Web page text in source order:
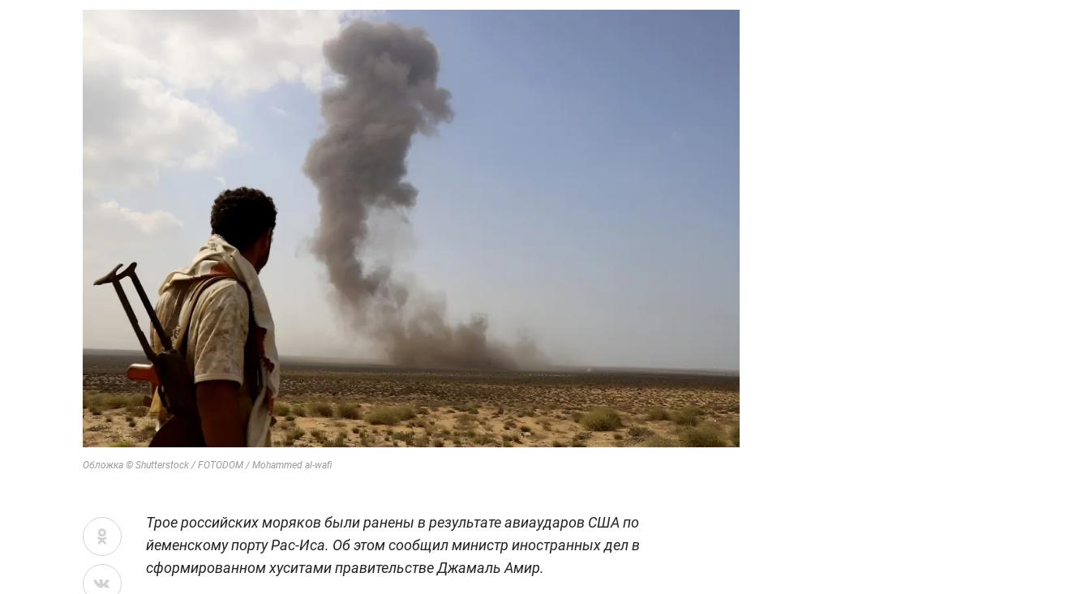
Обложка © Shutterstock / FOTODOM / Mohammed al-wafi
Трое российских моряков были ранены в результате авиаударов США по
йеменскому порту Рас-Иса. Об этом сообщил министр иностранных дел в
сформированном хуситами правительстве Джамаль Амир.